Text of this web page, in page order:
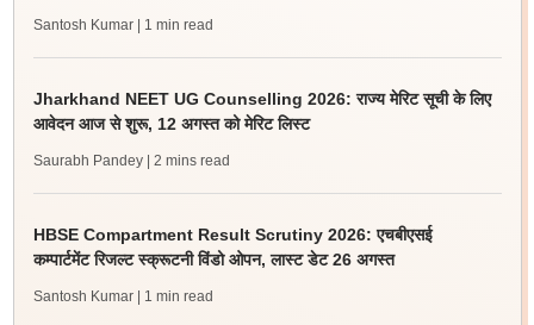
Santosh Kumar | 1 min read
Jharkhand NEET UG Counselling 2026: राज्य मेरिट सूची के लिए
आवेदन आज से शुरू, 12 अगस्त को मेरिट लिस्ट
Saurabh Pandey | 2 mins read
HBSE Compartment Result Scrutiny 2026: एचबीएसई
कम्पार्टमेंट रिजल्ट स्क्रूटनी विंडो ओपन, लास्ट डेट 26 अगस्त
Santosh Kumar | 1 min read